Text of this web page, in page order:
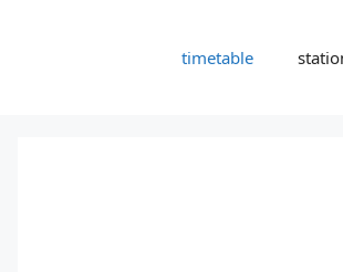
timetable